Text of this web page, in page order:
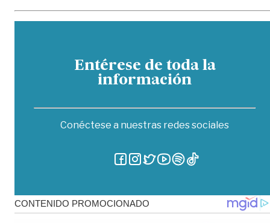
Entérese de toda la
información
Conéctese a nuestras redes sociales